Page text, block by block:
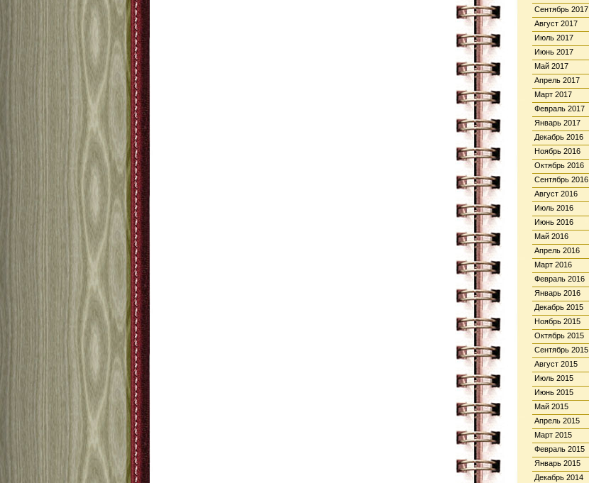
Сентябрь 2017
Август 2017
Июль 2017
Июнь 2017
Май 2017
Апрель 2017
Март 2017
Февраль 2017
Январь 2017
Декабрь 2016
Ноябрь 2016
Октябрь 2016
Сентябрь 2016
Август 2016
Июль 2016
Июнь 2016
Май 2016
Апрель 2016
Март 2016
Февраль 2016
Январь 2016
Декабрь 2015
Ноябрь 2015
Октябрь 2015
Сентябрь 2015
Август 2015
Июль 2015
Июнь 2015
Май 2015
Апрель 2015
Март 2015
Февраль 2015
Январь 2015
Декабрь 2014